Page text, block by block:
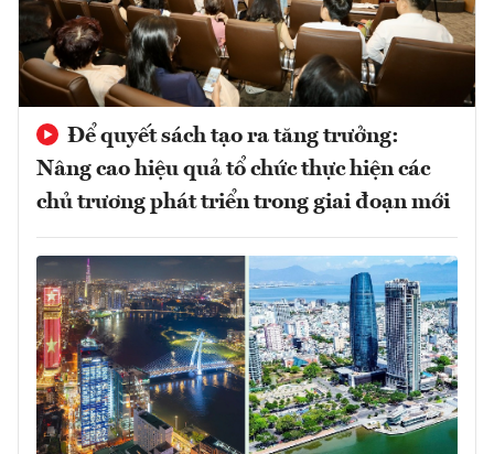
Để quyết sách tạo ra tăng trưởng:
Nâng cao hiệu quả tổ chức thực hiện các
chủ trương phát triển trong giai đoạn mới